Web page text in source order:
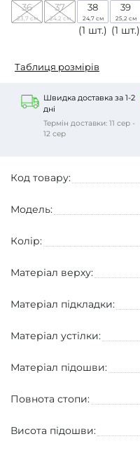
36
23,7 см
37
24,2 см
38
24,7 см
(1 шт.)
39
25,2 см
(1 шт.)
Таблиця розмірів
Швидка доставка за 1-2
дні
Термін доставки: 11 сер -
12 сер
Код товару:
Модель:
Колір:
Матеріал верху:
Матеріал підкладки:
Матеріал устілки:
Матеріал підошви:
Повнота стопи:
Висота підошви: